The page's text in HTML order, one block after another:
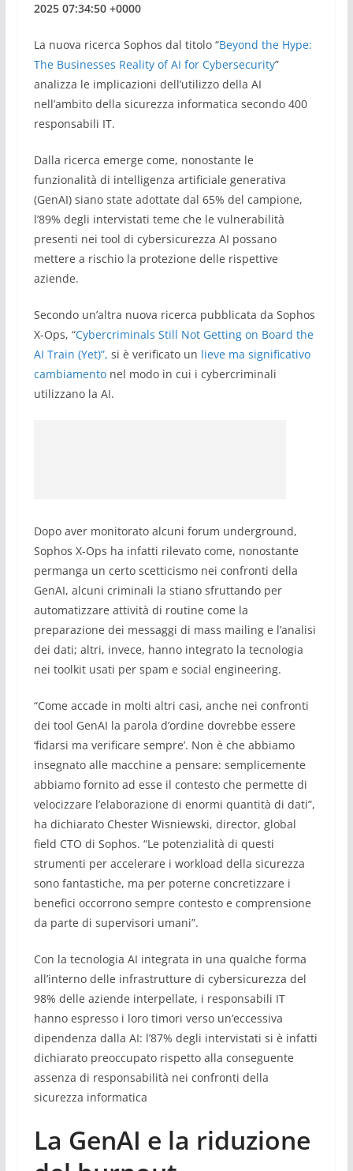
2025 07:34:50 +0000
La nuova ricerca Sophos dal titolo “Beyond the Hype:
The Businesses Reality of AI for Cybersecurity”
analizza le implicazioni dell’utilizzo della AI
nell’ambito della sicurezza informatica secondo 400
responsabili IT.
Dalla ricerca emerge come, nonostante le
funzionalità di intelligenza artificiale generativa
(GenAI) siano state adottate dal 65% del campione,
l’89% degli intervistati teme che le vulnerabilità
presenti nei tool di cybersicurezza AI possano
mettere a rischio la protezione delle rispettive
aziende.
Secondo un’altra nuova ricerca pubblicata da Sophos
X-Ops, “Cybercriminals Still Not Getting on Board the
AI Train (Yet)”, si è verificato un lieve ma significativo
cambiamentonel modo in cui i cybercriminali
utilizzano la AI.
Dopo aver monitorato alcuni forum underground,
Sophos X-Ops ha infatti rilevato come, nonostante
permanga un certo scetticismo nei confronti della
GenAI, alcuni criminali la stiano sfruttando per
automatizzare attività di routine come la
preparazione dei messaggi di mass mailing e l’analisi
dei dati; altri, invece, hanno integrato la tecnologia
nei toolkit usati per spam e social engineering.
“Come accade in molti altri casi, anche nei confronti
dei tool GenAI la parola d’ordine dovrebbe essere
‘fidarsi ma verificare sempre’. Non è che abbiamo
insegnato alle macchine a pensare: semplicemente
abbiamo fornito ad esse il contesto che permette di
velocizzare l’elaborazione di enormi quantità di dati”,
ha dichiarato Chester Wisniewski, director, global
field CTO di Sophos. “Le potenzialità di questi
strumenti per accelerare i workload della sicurezza
sono fantastiche, ma per poterne concretizzare i
benefici occorrono sempre contesto e comprensione
da parte di supervisori umani”.
Con la tecnologia AI integrata in una qualche forma
all’interno delle infrastrutture di cybersicurezza del
98% delle aziende interpellate, i responsabili IT
hanno espresso i loro timori verso un’eccessiva
dipendenza dalla AI: l’87% degli intervistati si è infatti
dichiarato preoccupato rispetto alla conseguente
assenza di responsabilità nei confronti della
sicurezza informatica
La GenAI e la riduzione